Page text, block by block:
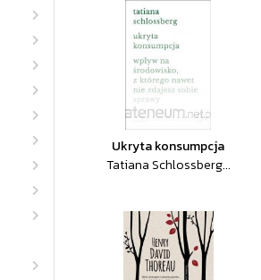
Ukryta konsumpcja
Tatiana Schlossberg...